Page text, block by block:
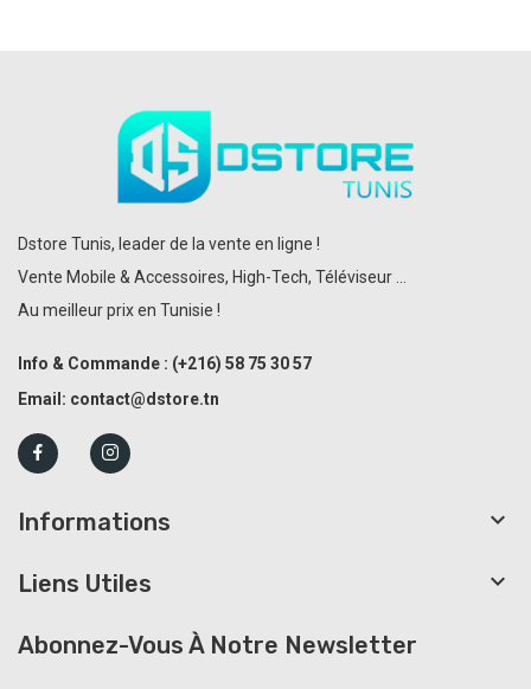
Dstore Tunis, leader de la vente en ligne !
Vente Mobile & Accessoires, High-Tech, Téléviseur ...
Au meilleur prix en Tunisie !
Info & Commande : (+216) 58 75 30 57
Email: contact@dstore.tn
Informations 
Liens Utiles 
Abonnez-Vous À Notre Newsletter